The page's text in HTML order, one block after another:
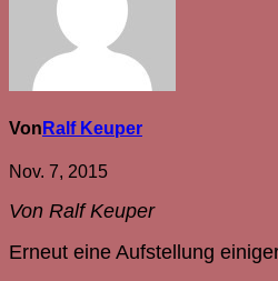
Von Ralf Keuper
Nov. 7, 2015
Von Ralf Keuper
Erneut eine Aufstellung